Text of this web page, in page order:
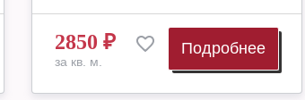
2850 ₽
за кв. м.
Подробнее